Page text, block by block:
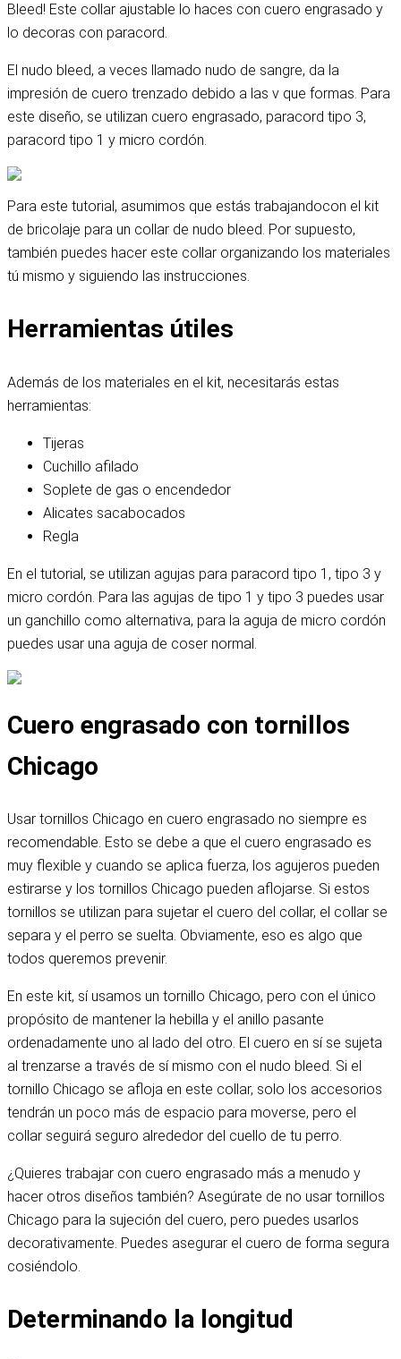
Bleed! Este collar ajustable lo haces con cuero engrasado y
lo decoras con paracord.
El nudo bleed, a veces llamado nudo de sangre, da la
impresión de cuero trenzado debido a las v que formas. Para
este diseño, se utilizan cuero engrasado, paracord tipo 3,
paracord tipo 1 y micro cordón.
Para este tutorial, asumimos que estás trabajandocon el kit
de bricolaje para un collar de nudo bleed. Por supuesto,
también puedes hacer este collar organizando los materiales
tú mismo y siguiendo las instrucciones.
Herramientas útiles
Además de los materiales en el kit, necesitarás estas
herramientas:
Tijeras
Cuchillo afilado
Soplete de gas o encendedor
Alicates sacabocados
Regla
En el tutorial, se utilizan agujas para paracord tipo 1, tipo 3 y
micro cordón. Para las agujas de tipo 1 y tipo 3 puedes usar
un ganchillo como alternativa, para la aguja de micro cordón
puedes usar una aguja de coser normal.
Cuero engrasado con tornillos
Chicago
Usar tornillos Chicago en cuero engrasado no siempre es
recomendable. Esto se debe a que el cuero engrasado es
muy flexible y cuando se aplica fuerza, los agujeros pueden
estirarse y los tornillos Chicago pueden aflojarse. Si estos
tornillos se utilizan para sujetar el cuero del collar, el collar se
separa y el perro se suelta. Obviamente, eso es algo que
todos queremos prevenir.
En este kit, sí usamos un tornillo Chicago, pero con el único
propósito de mantener la hebilla y el anillo pasante
ordenadamente uno al lado del otro. El cuero en sí se sujeta
al trenzarse a través de sí mismo con el nudo bleed. Si el
tornillo Chicago se afloja en este collar, solo los accesorios
tendrán un poco más de espacio para moverse, pero el
collar seguirá seguro alrededor del cuello de tu perro.
¿Quieres trabajar con cuero engrasado más a menudo y
hacer otros diseños también? Asegúrate de no usar tornillos
Chicago para la sujeción del cuero, pero puedes usarlos
decorativamente. Puedes asegurar el cuero de forma segura
cosiéndolo.
Determinando la longitud